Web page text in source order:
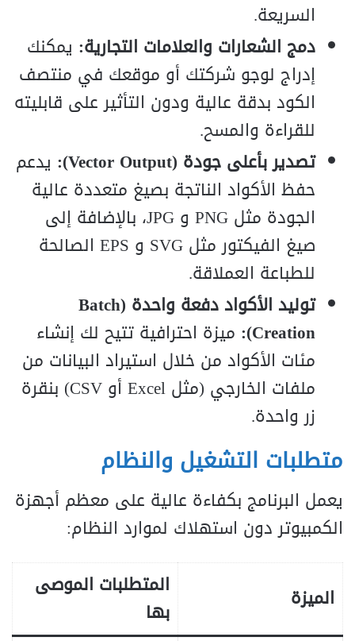
السريعة.
دمج الشعارات والعلامات التجارية: يمكنك
إدراج لوجو شركتك أو موقعك في منتصف
الكود بدقة عالية ودون التأثير على قابليته
للقراءة والمسح.
تصدير بأعلى جودة (Vector Output):
يدعم
حفظ الأكواد الناتجة بصيغ متعددة عالية
الجودة مثل PNG و JPG، بالإضافة إلى
صيغ الفيكتور مثل SVG و EPS الصالحة
للطباعة العملاقة.
توليد الأكواد دفعة واحدة (Batch
Creation): ميزة احترافية تتيح لك إنشاء
مئات الأكواد من خلال استيراد البيانات من
ملفات الخارجي (مثل Excel أو CSV) بنقرة
زر واحدة.
متطلبات التشغيل والنظام
يعمل البرنامج بكفاءة عالية على معظم أجهزة
الكمبيوتر دون استهلاك لموارد النظام:
الميزة
المتطلبات الموصى
بها